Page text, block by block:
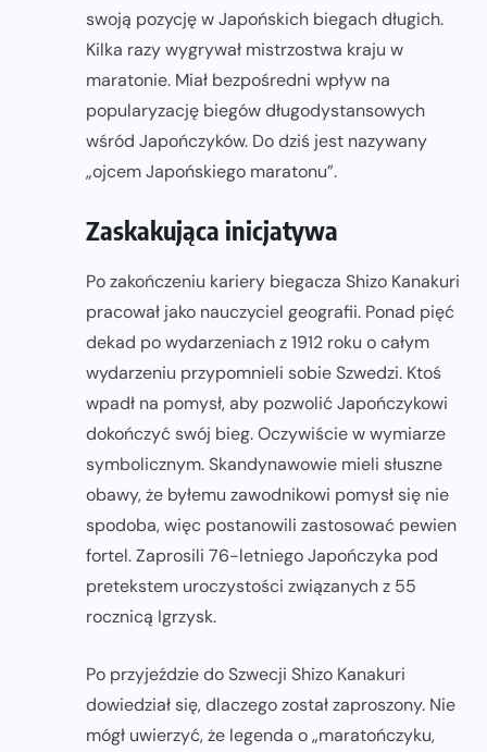
swoją pozycję w Japońskich biegach długich.
Kilka razy wygrywał mistrzostwa kraju w
maratonie. Miał bezpośredni wpływ na
popularyzację biegów długodystansowych
wśród Japończyków. Do dziś jest nazywany
„ojcem Japońskiego maratonu”.
Zaskakująca inicjatywa
Po zakończeniu kariery biegacza Shizo Kanakuri
pracował jako nauczyciel geografii. Ponad pięć
dekad po wydarzeniach z 1912 roku o całym
wydarzeniu przypomnieli sobie Szwedzi. Ktoś
wpadł na pomysł, aby pozwolić Japończykowi
dokończyć swój bieg. Oczywiście w wymiarze
symbolicznym. Skandynawowie mieli słuszne
obawy, że byłemu zawodnikowi pomysł się nie
spodoba, więc postanowili zastosować pewien
fortel. Zaprosili 76-letniego Japończyka pod
pretekstem uroczystości związanych z 55
rocznicą Igrzysk.
Po przyjeździe do Szwecji Shizo Kanakuri
dowiedział się, dlaczego został zaproszony. Nie
mógł uwierzyć, że legenda o „maratończyku,